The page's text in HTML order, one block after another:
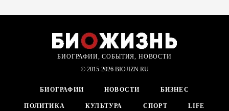
БИОГРАФИИ, СОБЫТИЯ, НОВОСТИ
© 2015-2026 BIOJIZN.RU
БИОГРАФИИ НОВОСТИ БИЗНЕС
ПОЛИТИКА КУЛЬТУРА СПОРТ LIFE